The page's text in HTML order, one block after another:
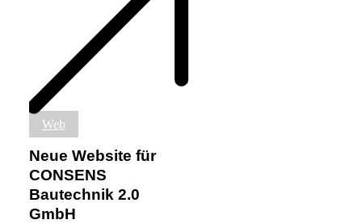
Neue
Website
für
CONSENS
Bautechnik
2.0
GmbH
Web
Neue Website für
CONSENS
Bautechnik 2.0
GmbH